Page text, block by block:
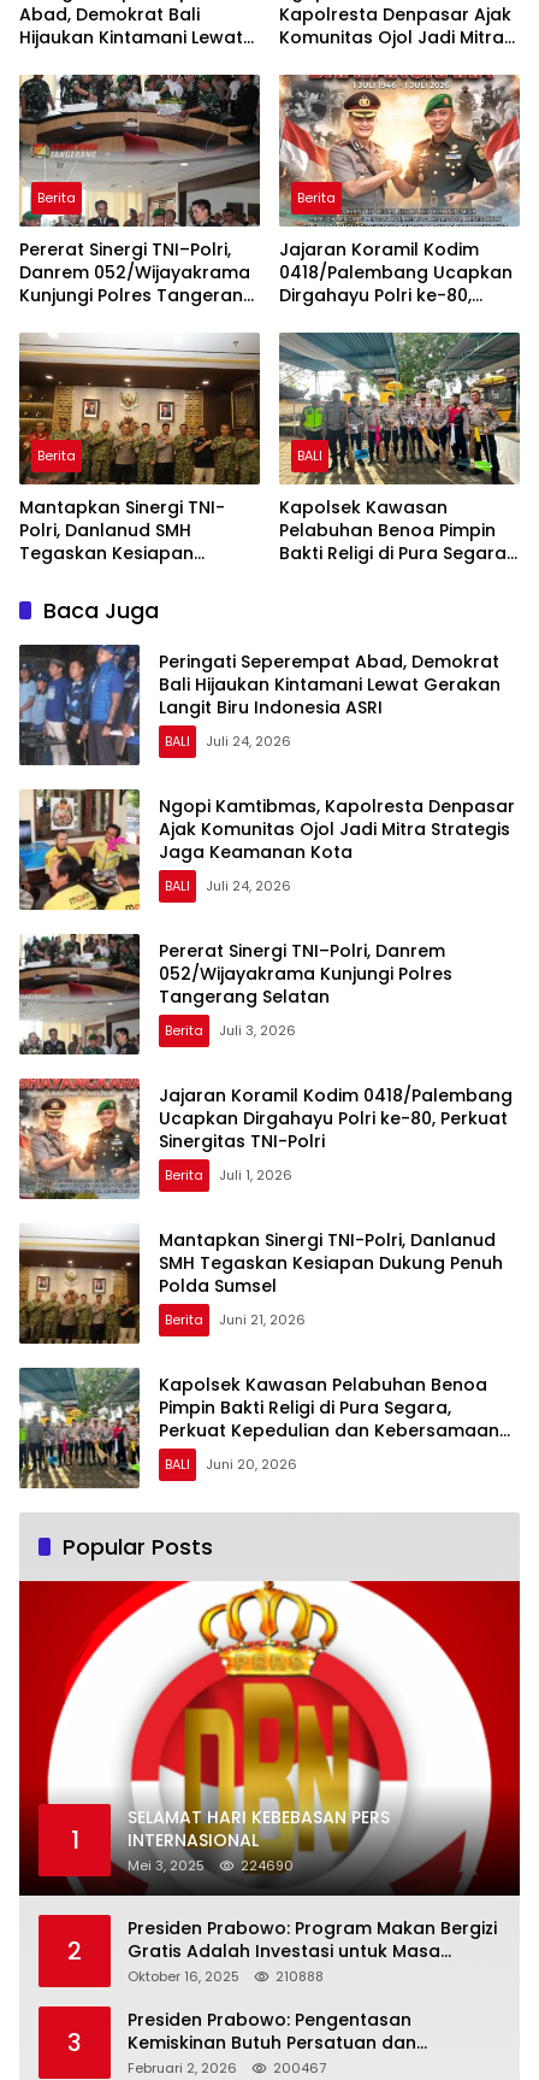
Abad, Demokrat Bali
Hijaukan Kintamani Lewat
Indonesia ASRI
Kapolresta Denpasar Ajak
Komunitas Ojol Jadi Mitra
Kota
Berita
Pererat Sinergi TNI–Polri,
Danrem 052/Wijayakrama
Kunjungi Polres Tangerang
Berita
Jajaran Koramil Kodim
0418/Palembang Ucapkan
Dirgahayu Polri ke-80,
Berita
Mantapkan Sinergi TNI-
Polri, Danlanud SMH
Tegaskan Kesiapan
Sumsel
BALI
Kapolsek Kawasan
Pelabuhan Benoa Pimpin
Bakti Religi di Pura Segara,
Baca Juga
Peringati Seperempat Abad, Demokrat
Bali Hijaukan Kintamani Lewat Gerakan
Langit Biru Indonesia ASRI
BALI Juli 24, 2026
Ngopi Kamtibmas, Kapolresta Denpasar
Ajak Komunitas Ojol Jadi Mitra Strategis
Jaga Keamanan Kota
BALI Juli 24, 2026
Pererat Sinergi TNI–Polri, Danrem
052/Wijayakrama Kunjungi Polres
Tangerang Selatan
Berita Juli 3, 2026
Jajaran Koramil Kodim 0418/Palembang
Ucapkan Dirgahayu Polri ke-80, Perkuat
Sinergitas TNI-Polri
Berita Juli 1, 2026
Mantapkan Sinergi TNI-Polri, Danlanud
SMH Tegaskan Kesiapan Dukung Penuh
Polda Sumsel
Berita Juni 21, 2026
Kapolsek Kawasan Pelabuhan Benoa
Pimpin Bakti Religi di Pura Segara,
Perkuat Kepedulian dan Kebersamaan
dengan Masyarakat
BALI Juni 20, 2026
Popular Posts
1
SELAMAT HARI KEBEBASAN PERS
INTERNASIONAL
Mei 3, 2025 224690
2
Presiden Prabowo: Program Makan Bergizi
Gratis Adalah Investasi untuk Masa
Depan Bangsa
Oktober 16, 2025 210888
3
Presiden Prabowo: Pengentasan
Kemiskinan Butuh Persatuan dan
Kepemimpinan yang Bertanggung Jawab
Februari 2, 2026 200467